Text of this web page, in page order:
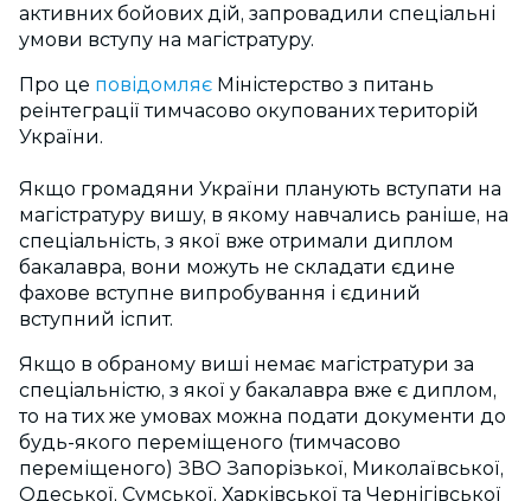
активних бойових дій, запровадили спеціальні
умови вступу на магістратуру.
Про це повідомляє Міністерство з питань
реінтеграції тимчасово окупованих територій
України.
Якщо громадяни України планують вступати на
магістратуру вишу, в якому навчались раніше, на
спеціальність, з якої вже отримали диплом
бакалавра, вони можуть не складати єдине
фахове вступне випробування і єдиний
вступний іспит.
Якщо в обраному виші немає магістратури за
спеціальністю, з якої у бакалавра вже є диплом,
то на тих же умовах можна подати документи до
будь-якого переміщеного (тимчасово
переміщеного) ЗВО Запорізької, Миколаївської,
Одеської, Сумської, Харківської та Чернігівської